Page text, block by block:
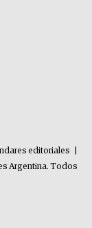
editoriales
Argentina. Todos